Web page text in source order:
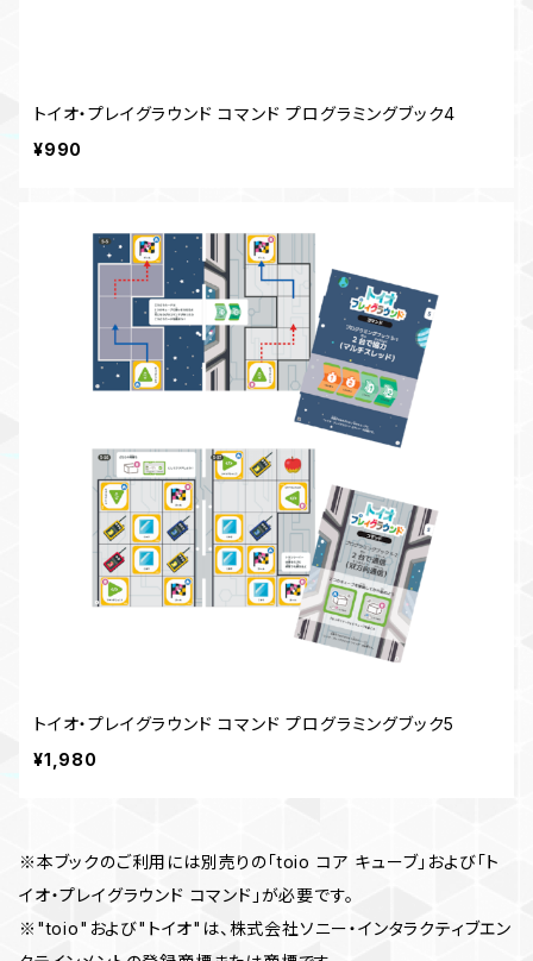
トイオ・プレイグラウンド コマンド プログラミングブック4
¥990
トイオ・プレイグラウンド コマンド プログラミングブック5
¥1,980
※本ブックのご利用には別売りの「toio コア キューブ」および「ト
イオ・プレイグラウンド コマンド」が必要です。
※"toio"および"トイオ"は、株式会社ソニー・インタラクティブエン